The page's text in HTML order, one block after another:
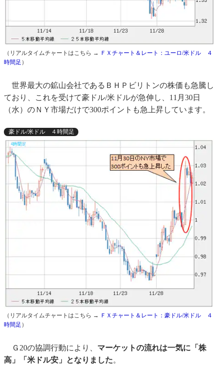
（リアルタイムチャートはこちら → ＦＸチャート＆レート：ユーロ/米ドル ４
時間足 ）
世界最大の鉱山会社であるＢＨＰビリトンの株価も急騰し
ており、これを受けて豪ドル/米ドルが急伸し、11月30日
（水）のＮＹ市場だけで300ポイントも急上昇しています。
豪ドル/米ドル ４時間足
（リアルタイムチャートはこちら → ＦＸチャート＆レート：豪ドル/米ドル ４
時間足 ）
Ｇ20の協調行動により、 マーケットの流れは一気に「株
高」「米ドル安」となりました。